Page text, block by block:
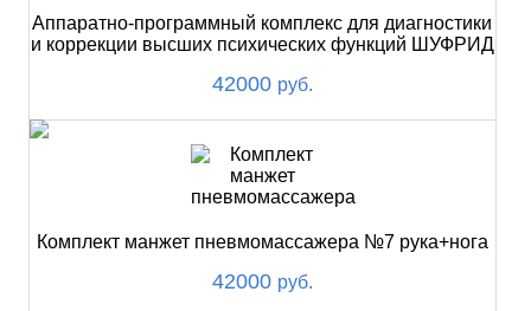
Аппаратно-программный комплекс для диагностики
и коррекции высших психических функций ШУФРИД
42000 руб.
Комплект манжет пневмомассажера №7 рука+нога
42000 руб.